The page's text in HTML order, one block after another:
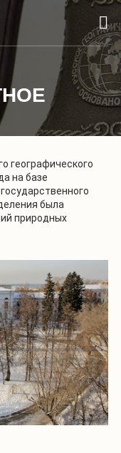
географического
на базе
была
природных